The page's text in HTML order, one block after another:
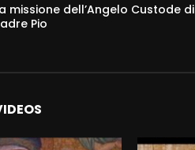
missione dell’Angelo Custode di
Pio